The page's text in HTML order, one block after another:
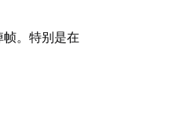
。特别是在